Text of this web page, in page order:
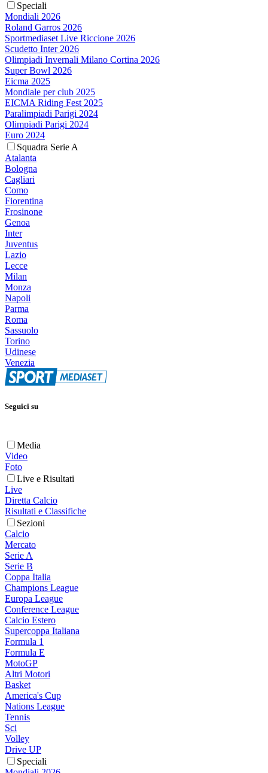
Speciali
Mondiali 2026
Roland Garros 2026
Sportmediaset Live Riccione 2026
Scudetto Inter 2026
Olimpiadi Invernali Milano Cortina 2026
Super Bowl 2026
Eicma 2025
Mondiale per club 2025
EICMA Riding Fest 2025
Paralimpiadi Parigi 2024
Olimpiadi Parigi 2024
Euro 2024
Squadra Serie A
Atalanta
Bologna
Cagliari
Como
Fiorentina
Frosinone
Genoa
Inter
Juventus
Lazio
Lecce
Milan
Monza
Napoli
Parma
Roma
Sassuolo
Torino
Udinese
Venezia
Seguici su
Media
Video
Foto
Live e Risultati
Live
Diretta Calcio
Risultati e Classifiche
Sezioni
Calcio
Mercato
Serie A
Serie B
Coppa Italia
Champions League
Europa League
Conference League
Calcio Estero
Supercoppa Italiana
Formula 1
Formula E
MotoGP
Altri Motori
Basket
America's Cup
Nations League
Tennis
Sci
Volley
Drive UP
Speciali